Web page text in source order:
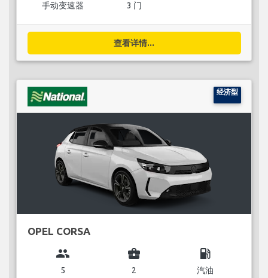
手动变速器 3 门
查看详情...
经济型
OPEL CORSA
group
5
business_center
2
local_gas_station
汽油